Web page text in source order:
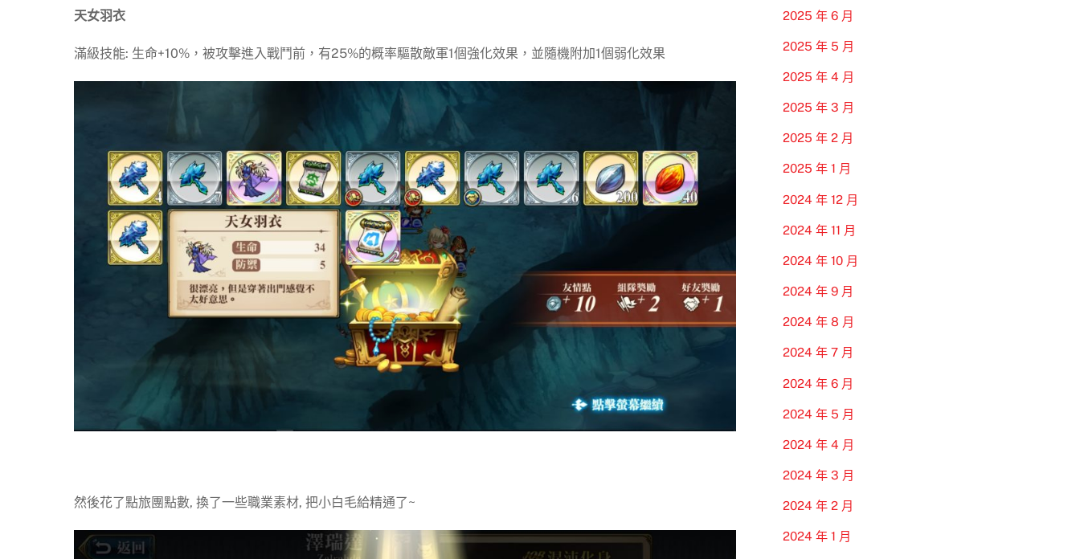
天女羽衣
滿級技能: 生命+10%，被攻擊進入戰鬥前，有25%的概率驅散敵軍1個強化效果，並隨機附加1個弱化效果
然後花了點旅團點數, 換了一些職業素材, 把小白毛給精通了~
2025 年 6 月
2025 年 5 月
2025 年 4 月
2025 年 3 月
2025 年 2 月
2025 年 1 月
2024 年 12 月
2024 年 11 月
2024 年 10 月
2024 年 9 月
2024 年 8 月
2024 年 7 月
2024 年 6 月
2024 年 5 月
2024 年 4 月
2024 年 3 月
2024 年 2 月
2024 年 1 月